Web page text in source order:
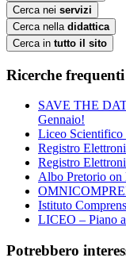
Cerca nei servizi
Cerca nella didattica
Cerca in tutto il sito
Ricerche frequenti
SAVE THE
Gennaio!
Liceo Scientifico
Registro
Registro
Albo Pretorio on
Istituto
LICEO – Piano
Potrebbero